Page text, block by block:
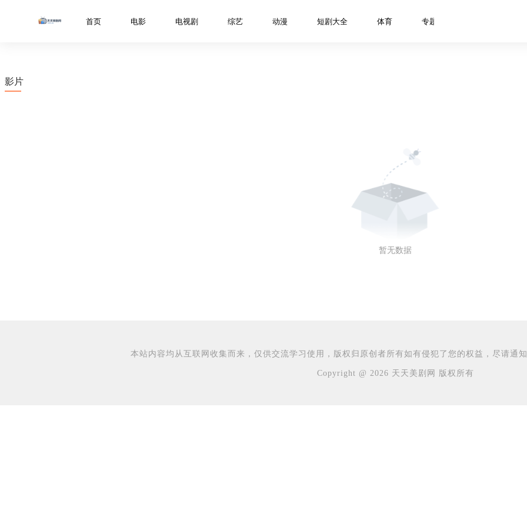
首页 电影 电视剧 综艺 动漫 短剧大全 体育 专题
影片
暂无数据
本站内容均从互联网收集而来，仅供交流学习使用，版权归原创者所有如有侵犯了您的权益，尽请通
Copyright @ 2026 天天美剧网 版权所有